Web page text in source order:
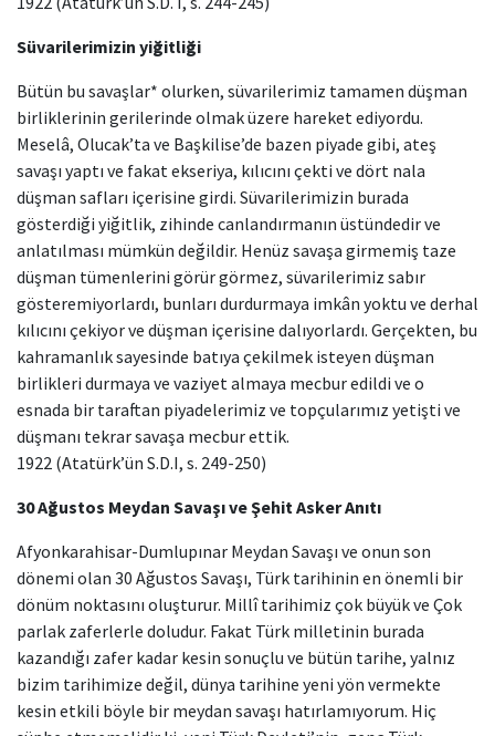
Süvarilerimizin yiğitliği
Bütün bu savaşlar* olurken, süvarilerimiz tamamen düşman
birliklerinin gerilerinde olmak üzere hareket ediyordu.
Meselâ, Olucak’ta ve Başkilise’de bazen piyade gibi, ateş
savaşı yaptı ve fakat ekseriya, kılıcını çekti ve dört nala
düşman safları içerisine girdi. Süvarilerimizin burada
gösterdiği yiğitlik, zihinde canlandırmanın üstündedir ve
anlatılması mümkün değildir. Henüz savaşa girmemiş taze
düşman tümenlerini görür görmez, süvarilerimiz sabır
gösteremiyorlardı, bunları durdurmaya imkân yoktu ve derhal
kılıcını çekiyor ve düşman içerisine dalıyorlardı. Gerçekten, bu
kahramanlık sayesinde batıya çekilmek isteyen düşman
birlikleri durmaya ve vaziyet almaya mecbur edildi ve o
esnada bir taraftan piyadelerimiz ve topçularımız yetişti ve
düşmanı tekrar savaşa mecbur ettik.
1922 (Atatürk’ün S.D.I, s. 249-250)
30 Ağustos Meydan Savaşı ve Şehit Asker Anıtı
Afyonkarahisar-Dumlupınar Meydan Savaşı ve onun son
dönemi olan 30 Ağustos Savaşı, Türk tarihinin en önemli bir
dönüm noktasını oluşturur. Millî tarihimiz çok büyük ve Çok
parlak zaferlerle doludur. Fakat Türk milletinin burada
kazandığı zafer kadar kesin sonuçlu ve bütün tarihe, yalnız
bizim tarihimize değil, dünya tarihine yeni yön vermekte
kesin etkili böyle bir meydan savaşı hatırlamıyorum. Hiç